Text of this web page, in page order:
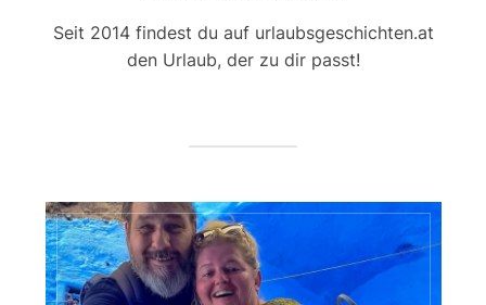
Seit 2014 findest du auf urlaubsgeschichten.at
den Urlaub, der zu dir passt!